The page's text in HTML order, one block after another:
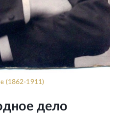
(1862-1911)
дело